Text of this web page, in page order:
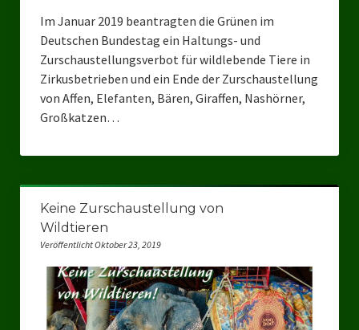
Im Januar 2019 beantragten die Grünen im
Deutschen Bundestag ein Haltungs- und
Zurschaustellungsverbot für wildlebende Tiere in
Zirkusbetrieben und ein Ende der Zurschaustellung
von Affen, Elefanten, Bären, Giraffen, Nashörner,
Großkatzen…
Keine Zurschaustellung von
Wildtieren
Veröffentlicht Oktober 23, 2019